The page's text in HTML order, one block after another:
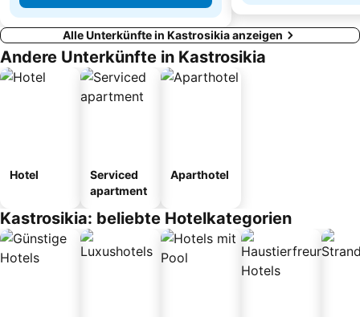
Alle Unterkünfte in Kastrosikia anzeigen
Andere Unterkünfte in Kastrosikia
Hotel
Serviced
apartment
Aparthotel
Kastrosikia: beliebte Hotelkategorien